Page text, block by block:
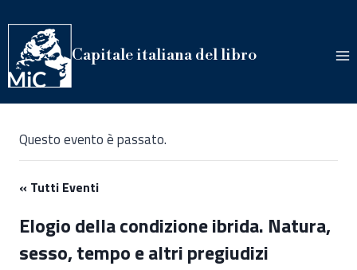
al
contenuto
Capitale italiana del libro
Questo evento è passato.
« Tutti Eventi
Elogio della condizione ibrida. Natura,
sesso, tempo e altri pregiudizi